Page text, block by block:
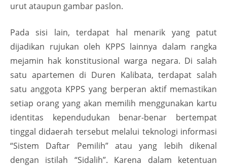
urut ataupun gambar paslon.
Pada sisi lain, terdapat hal menarik yang patut
dijadikan rujukan oleh KPPS lainnya dalam rangka
mejamin hak konstitusional warga negara. Di salah
satu apartemen di Duren Kalibata, terdapat salah
satu anggota KPPS yang berperan aktif memastikan
setiap orang yang akan memilih menggunakan kartu
identitas kependudukan benar-benar bertempat
tinggal didaerah tersebut melalui teknologi informasi
“Sistem Daftar Pemilih” atau yang lebih dikenal
dengan istilah “Sidalih”. Karena dalam ketentuan